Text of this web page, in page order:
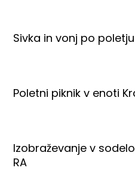
Sivka in vonj po poletju
Poletni piknik v enoti
Izobraževanje v
RA